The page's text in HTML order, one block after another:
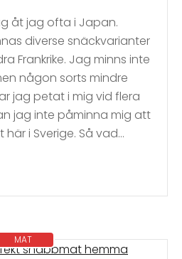
åt jag ofta i Japan.
diverse snäckvarianter
Frankrike. Jag minns inte
någon sorts mindre
jag petat i mig vid flera
jag inte påminna mig att
i Sverige. Så vad…
MAT